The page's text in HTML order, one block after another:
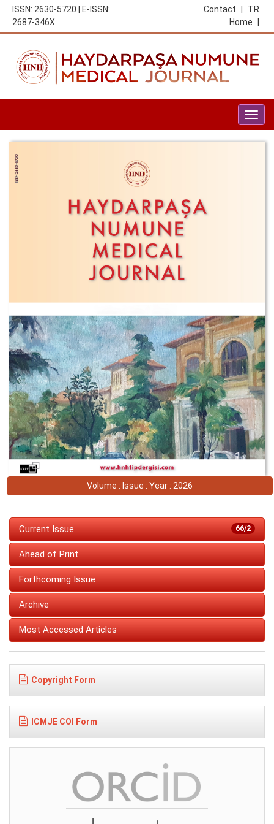
ISSN: 2630-5720 | E-ISSN:
2687-346X
TR
Contact
Home
Volume : Issue : Year : 2026
66/2
Current Issue
Ahead of Print
Forthcoming Issue
Archive
Most Accessed Articles
Copyright Form
ICMJE COI Form